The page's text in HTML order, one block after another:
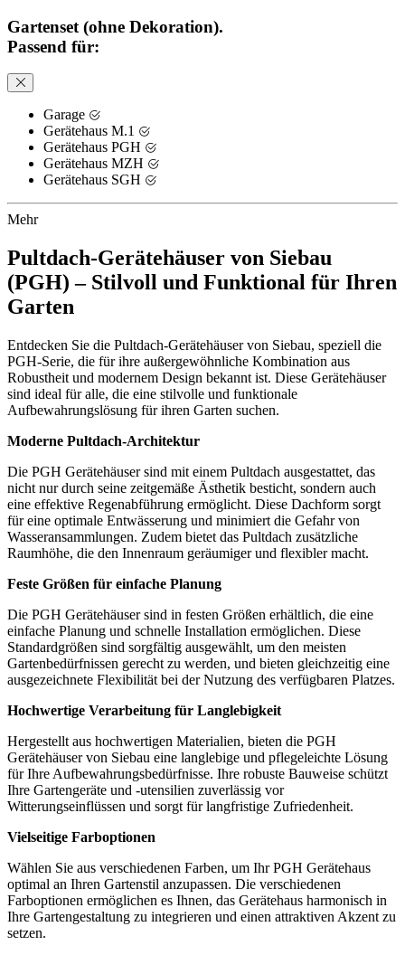
Gartenset (ohne Dekoration).
Passend für:
Garage
Gerätehaus M.1
Gerätehaus PGH
Gerätehaus MZH
Gerätehaus SGH
Mehr
Pultdach-Gerätehäuser von Siebau
(PGH) – Stilvoll und Funktional für Ihren
Garten
Entdecken Sie die Pultdach-Gerätehäuser von Siebau, speziell die
PGH-Serie, die für ihre außergewöhnliche Kombination aus
Robustheit und modernem Design bekannt ist. Diese Gerätehäuser
sind ideal für alle, die eine stilvolle und funktionale
Aufbewahrungslösung für ihren Garten suchen.
Moderne Pultdach-Architektur
Die PGH Gerätehäuser sind mit einem Pultdach ausgestattet, das
nicht nur durch seine zeitgemäße Ästhetik besticht, sondern auch
eine effektive Regenabführung ermöglicht. Diese Dachform sorgt
für eine optimale Entwässerung und minimiert die Gefahr von
Wasseransammlungen. Zudem bietet das Pultdach zusätzliche
Raumhöhe, die den Innenraum geräumiger und flexibler macht.
Feste Größen für einfache Planung
Die PGH Gerätehäuser sind in festen Größen erhältlich, die eine
einfache Planung und schnelle Installation ermöglichen. Diese
Standardgrößen sind sorgfältig ausgewählt, um den meisten
Gartenbedürfnissen gerecht zu werden, und bieten gleichzeitig eine
ausgezeichnete Flexibilität bei der Nutzung des verfügbaren Platzes.
Hochwertige Verarbeitung für Langlebigkeit
Hergestellt aus hochwertigen Materialien, bieten die PGH
Gerätehäuser von Siebau eine langlebige und pflegeleichte Lösung
für Ihre Aufbewahrungsbedürfnisse. Ihre robuste Bauweise schützt
Ihre Gartengeräte und -utensilien zuverlässig vor
Witterungseinflüssen und sorgt für langfristige Zufriedenheit.
Vielseitige Farboptionen
Wählen Sie aus verschiedenen Farben, um Ihr PGH Gerätehaus
optimal an Ihren Gartenstil anzupassen. Die verschiedenen
Farboptionen ermöglichen es Ihnen, das Gerätehaus harmonisch in
Ihre Gartengestaltung zu integrieren und einen attraktiven Akzent zu
setzen.